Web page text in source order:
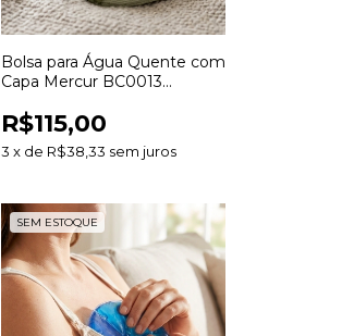
Bolsa para Água Quente com
Capa Mercur BC0013
Termoterapia
R$115,00
3 x de R$38,33 sem juros
SEM ESTOQUE